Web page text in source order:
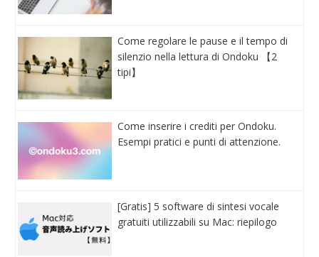
Come regolare le pause e il tempo di
silenzio nella lettura di Ondoku 【2
tipi】
Come inserire i crediti per Ondoku.
Esempi pratici e punti di attenzione.
[Gratis] 5 software di sintesi vocale
gratuiti utilizzabili su Mac: riepilogo